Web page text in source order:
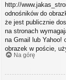
http://
odnośników do
że jest publicznie
na stronach
na Gmail lub Yahoo!
obrazek w poście,
Na górę